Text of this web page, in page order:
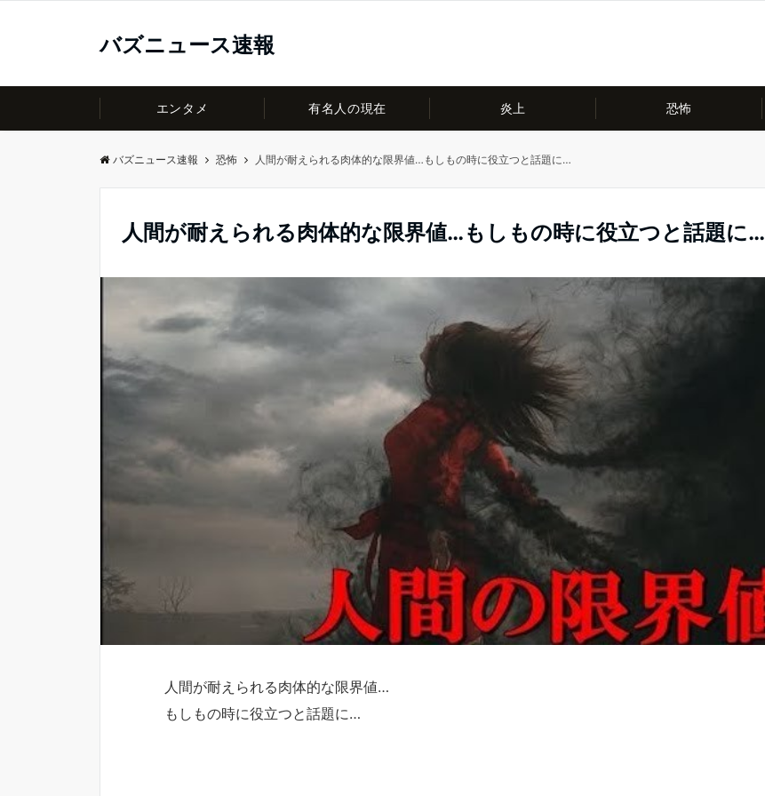
バズニュース速報
エンタメ 有名人の現在 炎上 恐怖
バズニュース速報 恐怖 人間が耐えられる肉体的な限界値…もしもの時に役立つと話題に…
人間が耐えられる肉体的な限界値…もしもの時に役立つと話題に…
人間が耐えられる肉体的な限界値…
もしもの時に役立つと話題に…